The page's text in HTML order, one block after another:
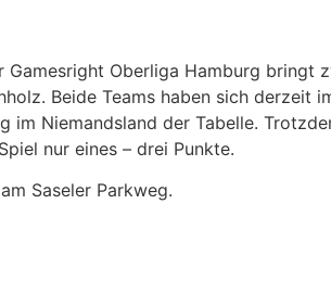
Oberliga Hamburg bringt
Beide Teams haben sich
im Niemandsland der Tabelle.
nur eines – drei Punkte.
Saseler Parkweg.